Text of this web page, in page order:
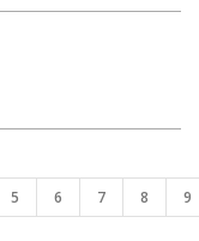
5 6 7 8 9